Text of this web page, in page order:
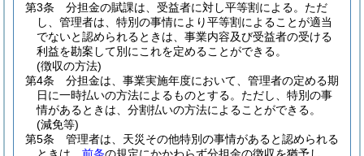
第3条
分担金の賦課は、受益者に対し平等割による。 ただ
し、管理者は、特別の事情により平等割によることが適当
でないと認められるときは、事業内容及び受益者の受ける
利益を勘案して別にこれを定めることができる。
(徴収の方法)
第4条
分担金は、事業実施年度において、管理者の定める期
日に一時払いの方法によるものとする。 ただし、特別の事
情があるときは、分割払いの方法によることができる。
(減免等)
第5条
管理者は、天災その他特別の事情があると認められる